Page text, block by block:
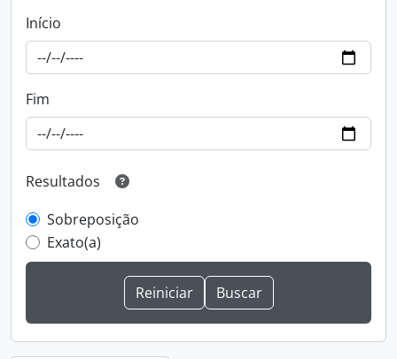
Início
Fim
Resultados
Sobreposição
Exato(a)